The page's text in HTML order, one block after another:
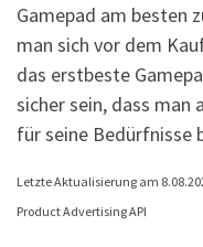
Gamepad am besten
man sich vor dem
das erstbeste
sicher sein, dass man
für seine Bedürfnisse
Letzte Aktualisierung am
Product Advertising API